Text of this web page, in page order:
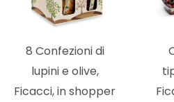
8 Confezioni di
lupini e olive,
Ficacci, in shopper